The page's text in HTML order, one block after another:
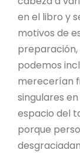
en el libro y
motivos de
podemos
merecerían
singulares
espacio del
porque